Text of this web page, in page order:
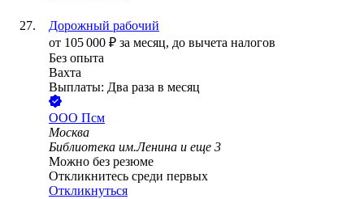
Дорожный рабочий
от 105 000 ₽ за месяц, до вычета налогов
Без опыта
Вахта
Выплаты: Два раза в месяц
ООО Псм
Москва
Библиотека им.Ленина и еще 3
Можно без резюме
Откликнитесь среди первых
Откликнуться